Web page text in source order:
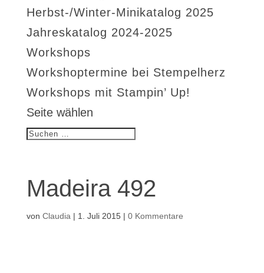
Herbst-/Winter-Minikatalog 2025
Jahreskatalog 2024-2025
Workshops
Workshoptermine bei Stempelherz
Workshops mit Stampin’ Up!
Seite wählen
Madeira 492
von Claudia | 1. Juli 2015| 0 Kommentare